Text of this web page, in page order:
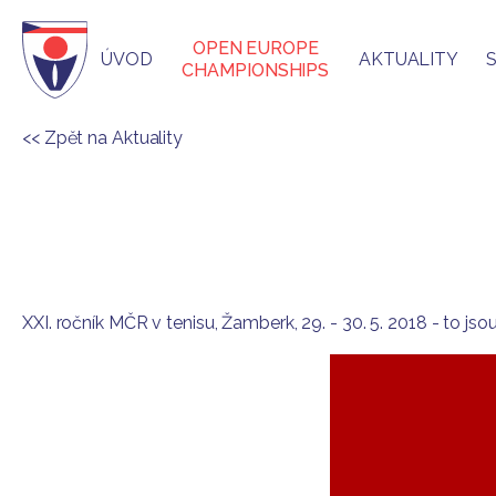
ÚVOD
OPEN EUROPE
CHAMPIONSHIPS
AKTUALITY
<< Zpět na Aktuality
XXI. ročník MČR v tenisu, Žamberk, 29. - 30. 5. 2018 - to